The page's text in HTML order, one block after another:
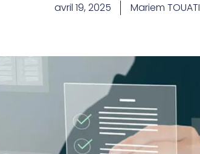
avril 19, 2025 Mariem TOUATI